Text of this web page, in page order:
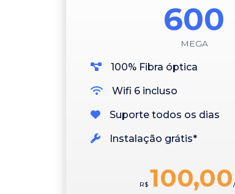
600
MEGA
100% Fibra óptica
Wifi 6 incluso
Suporte todos os dias
Instalação grátis*
R$ 100,00